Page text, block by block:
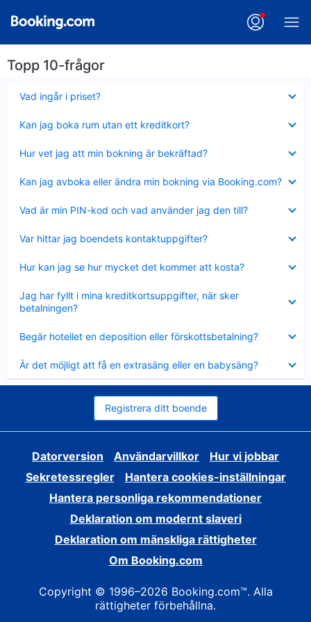
Topp 10-frågor
Vad ingår i priset?
mindre
Kan jag boka rum utan ett kreditkort?
mindre
Hur vet jag att min bokning är bekräftad?
mindre
Kan jag avboka eller ändra min bokning via Booking.com?
mindre
Vad är min PIN-kod och vad använder jag den till?
mindre
Var hittar jag boendets kontaktuppgifter?
mindre
Hur kan jag se hur mycket det kommer att kosta?
mindre
Jag har fyllt i mina kreditkortsuppgifter, när sker
betalningen?
mindre
Begär hotellet en deposition eller förskottsbetalning?
mindre
Är det möjligt att få en extrasäng eller en babysäng?
mindre
Registrera ditt boende
Datorversion Användarvillkor
Hur vi jobbar
Sekretessregler
Hantera cookies-inställningar
Hantera personliga rekommendationer
Deklaration om modernt slaveri
Deklaration om mänskliga rättigheter
Om Booking.com
Copyright © 1996–2026 Booking.com™. Alla
rättigheter förbehållna.